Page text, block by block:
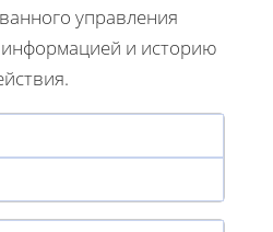
управления
информацией и историю